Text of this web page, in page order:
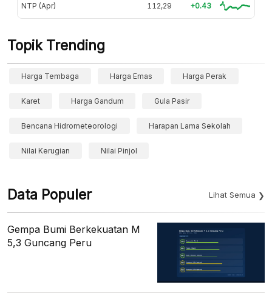
NTP (Apr) 112,29 +0.43
Topik Trending
Harga Tembaga Harga Emas Harga Perak
Karet Harga Gandum Gula Pasir
Bencana Hidrometeorologi Harapan Lama Sekolah
Nilai Kerugian Nilai Pinjol
Data Populer Lihat Semua
Gempa Bumi Berkekuatan M
5,3 Guncang Peru